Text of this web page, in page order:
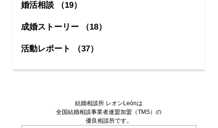
婚活相談 （19）
成婚ストーリー （18）
活動レポート （37）
結婚相談所 レオンLeónは
全国結婚相談事業者連盟加盟（TMS）の
優良相談所です。